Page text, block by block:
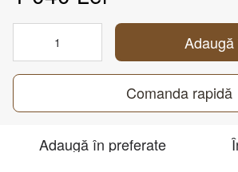
Comanda rapidă
Adaugă în preferate